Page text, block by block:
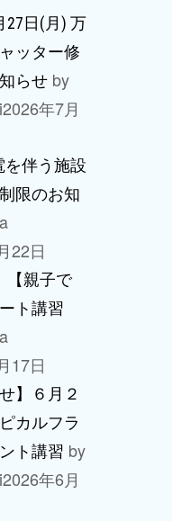
27日(月) 万
ッター修
らせ by
2026年7月
を伴う施設
限のお知
22日
親子で
ト講習
17日
】６月２
カルフラ
ト講習 by
2026年6月